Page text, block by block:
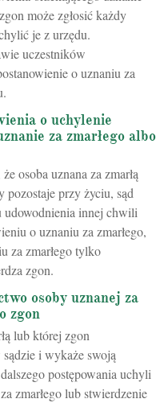
może zgłosić każdy
je z urzędu.
uczestników
o uznaniu za
o uchylenie
za zmarłego albo
osoba uznana za zmarłą
pozostaje przy życiu, sąd
innej chwili
o uznaniu za zmarłego,
za zmarłego tylko
zgon.
osoby uznanej za
zgon
lub której zgon
i wykaże swoją
postępowania uchyli
zmarłego lub stwierdzenie